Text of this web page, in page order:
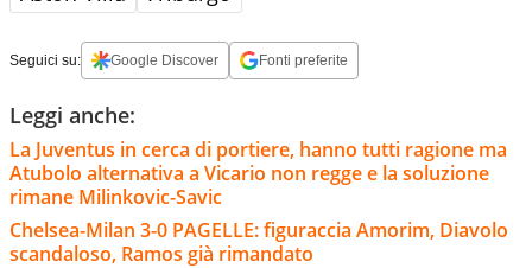
Seguici su: Google Discover Fonti preferite
Leggi anche:
La Juventus in cerca di portiere, hanno tutti ragione ma
Atubolo alternativa a Vicario non regge e la soluzione
rimane Milinkovic-Savic
Chelsea-Milan 3-0 PAGELLE: figuraccia Amorim, Diavolo
scandaloso, Ramos già rimandato